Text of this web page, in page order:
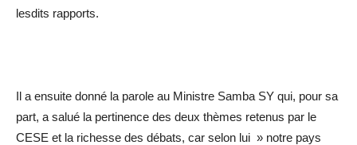
lesdits rapports.
Il a ensuite donné la parole au Ministre Samba SY qui, pour sa
part, a salué la pertinence des deux thèmes retenus par le
CESE et la richesse des débats, car selon lui » notre pays